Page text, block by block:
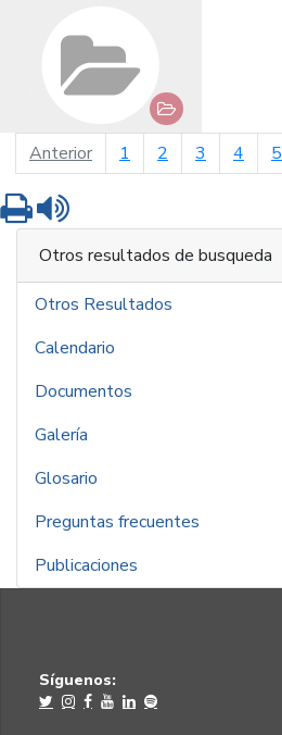
Anteriorpágina anterior
1 2 3 4 5
Imprimir
Otros resultados de busqueda
Otros Resultados
Calendario
Documentos
Galería
Glosario
Preguntas frecuentes
Publicaciones
Síguenos: